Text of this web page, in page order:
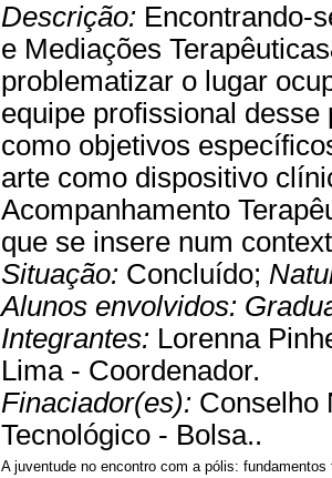
Descrição: Encontrando-
e Mediações
problematizar o lugar
equipe profissional
como objetivos
arte como dispositivo
Acompanhamento
que se insere num
Situação: Concluído;
Alunos envolvidos:
Integrantes: Lorenna
Lima - Coordenador.
Finaciador(es): Conselho
Tecnológico - Bolsa..
A juventude no encontro com a pólis: